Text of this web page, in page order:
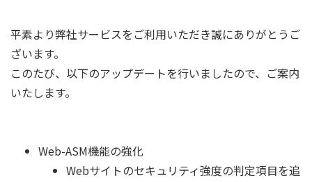
平素より弊社サービスをご利用いただき誠にありがとうご
ざいます。
このたび、以下のアップデートを行いましたので、ご案内
いたします。
Web-ASM機能の強化
Webサイトのセキュリティ強度の判定項目を追